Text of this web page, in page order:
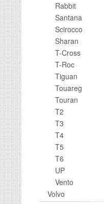
Rabbit
Santana
Scirocco
Sharan
T-Cross
T-Roc
Tiguan
Touareg
Touran
T2
T3
T4
T5
T6
UP
Vento
Volvo